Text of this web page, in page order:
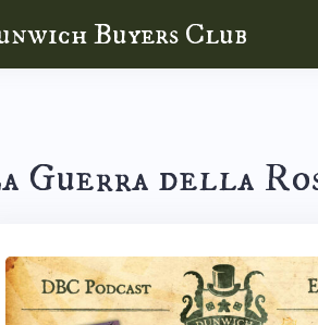
Buyers Club
Guerra della